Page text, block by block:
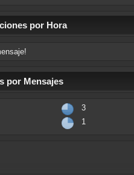
por Hora
por Mensajes
3
1